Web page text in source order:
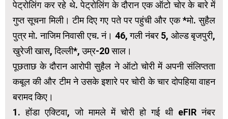
पेट्रोलिंग कर रहे थे. पेट्रोलिंग के दौरान एक ऑटो चोर के बारे में
गुप्त सूचना मिली। टीम दिए गए पते पर पहुंची और एक *मो. सुहैल
पुत्र मो. नाजिम निवासी एच. नं। 46, गली नंबर 5, ओल्ड बृजपुरी,
खुरेजी खास, दिल्ली*, उम्र-20 साल।
पूछताछ के दौरान आरोपी सुहैल ने ऑटो चोरी में अपनी संलिप्तता
कबूल की और टीम ने उसके इशारे पर चोरी के चार दोपहिया वाहन
बरामद किए।
1. होंडा एक्टिवा, जो मामले में चोरी हो गई थी eFIR नंबर